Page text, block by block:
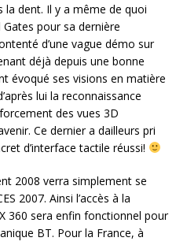
dent. Il y a même de quoi
pour sa dernière
d’une vague démo sur
déjà depuis une bonne
évoqué ses visions en matière
lui la reconnaissance
des vues 3D
Ce dernier a dailleurs pri
d’interface tactile réussi!
2008 verra simplement se
2007. Ainsi l’accès à la
360 sera enfin fonctionnel pour
BT. Pour la France, à